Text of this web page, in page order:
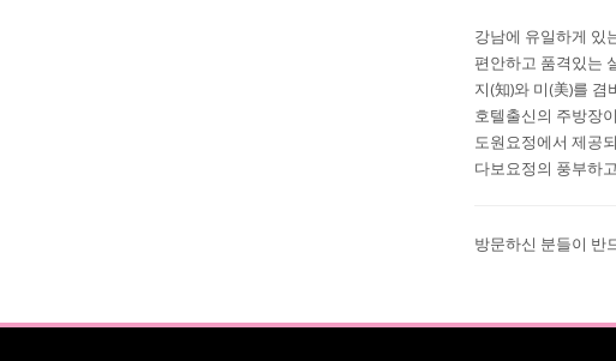
강남에 유일하게 있
편안하고 품격있는
지(知)와 미(美)를
호텔출신의 주방장
도원요정에서 제공
다보요정의 풍부하
방문하신 분들이 반